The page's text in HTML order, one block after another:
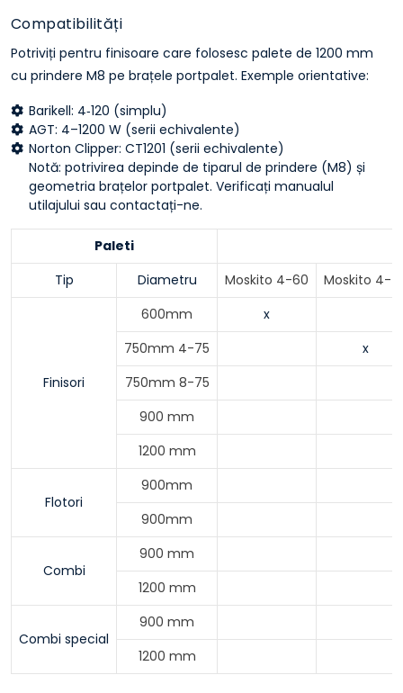
Compatibilități
Potriviți pentru finisoare care folosesc palete de 1200 mm
cu prindere M8 pe brațele portpalet. Exemple orientative:
Barikell: 4‑120 (simplu)
AGT: 4–1200 W (serii echivalente)
Norton Clipper: CT1201 (serii echivalente)
Notă: potrivirea depinde de tiparul de prindere (M8) și
geometria brațelor portpalet. Verificați manualul
utilajului sau contactați-ne.
Paleti
Tip
Diametru Moskito 4-60 Moskito 4-
Finisori
600mm
x
750mm 4-75
x
750mm 8-75
900 mm
1200 mm
Flotori
900mm
900mm
Combi
900 mm
1200 mm
Combi special
900 mm
1200 mm